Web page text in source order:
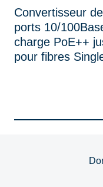
Convertisseur
ports 10/
charge PoE++
pour fibres